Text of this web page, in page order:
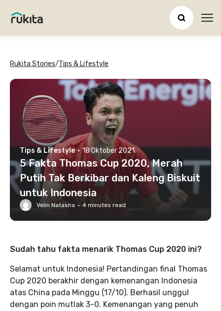
Rukita Stories/Tips & Lifestyle
Tips & Lifestyle · 18 Oktober 2021
5 Fakta Thomas Cup 2020, Merah
Putih Tak Berkibar dan Kaleng Biskuit
untuk Indonesia
Velin Natasha · 4 minutes read
Sudah tahu fakta menarik Thomas Cup 2020 ini?
Selamat untuk Indonesia! Pertandingan final Thomas
Cup 2020 berakhir dengan kemenangan Indonesia
atas China pada Minggu (17/10). Berhasil unggul
dengan poin mutlak 3-0. Kemenangan yang penuh